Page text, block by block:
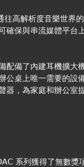
往高解析度音樂世界
確保與串流媒體平台
配備了內建耳機擴大
公桌上唯一需要的設
器，為家庭和辦公室
系列獲得了無數獎